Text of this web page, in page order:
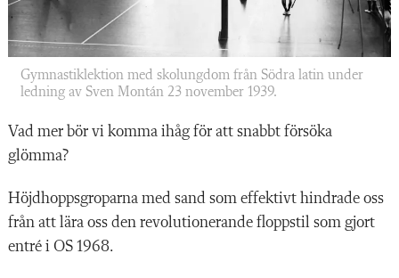
Gymnastiklektion med skolungdom från Södra latin under
ledning av Sven Montán 23 november 1939.
Vad mer bör vi komma ihåg för att snabbt försöka
glömma?
Höjdhoppsgroparna med sand som effektivt hindrade oss
från att lära oss den revolutionerande floppstil som gjort
entré i OS 1968.